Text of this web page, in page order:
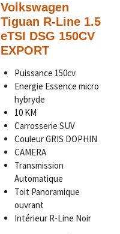
Volkswagen
Tiguan R-Line 1.5
eTSI DSG 150CV
EXPORT
Puissance 150cv
Energie Essence micro
hybryde
10 KM
Carrosserie SUV
Couleur GRIS DOPHIN
CAMERA
Transmission
Automatique
Toit Panoramique
ouvrant
Intérieur R-Line Noir